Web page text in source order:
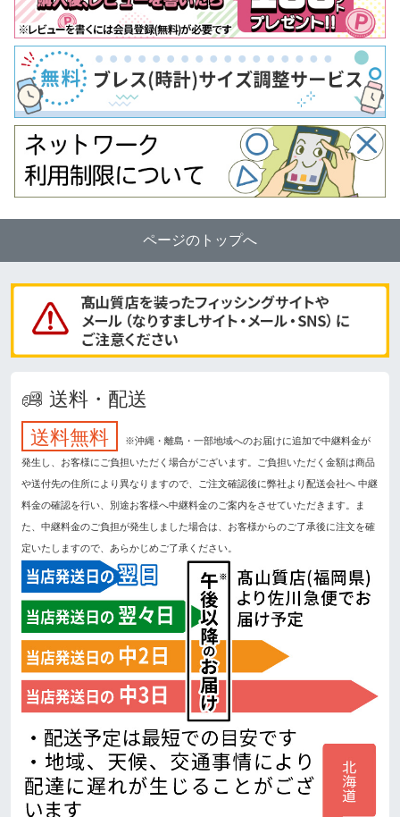
ページのトップへ
送料・配送
送料無料
※沖縄・離島・一部地域へのお届けに追加で中継料金が
発生し、お客様にご負担いただく場合がございます。ご負担いただく金額は商品
や送付先の住所により異なりますので、ご注文確認後に弊社より配送会社へ 中継
料金の確認を行い、別途お客様へ中継料金のご案内をさせていただきます。ま
た、中継料金のご負担が発生しました場合は、お客様からのご了承後に注文を確
定いたしますので、あらかじめご了承ください。